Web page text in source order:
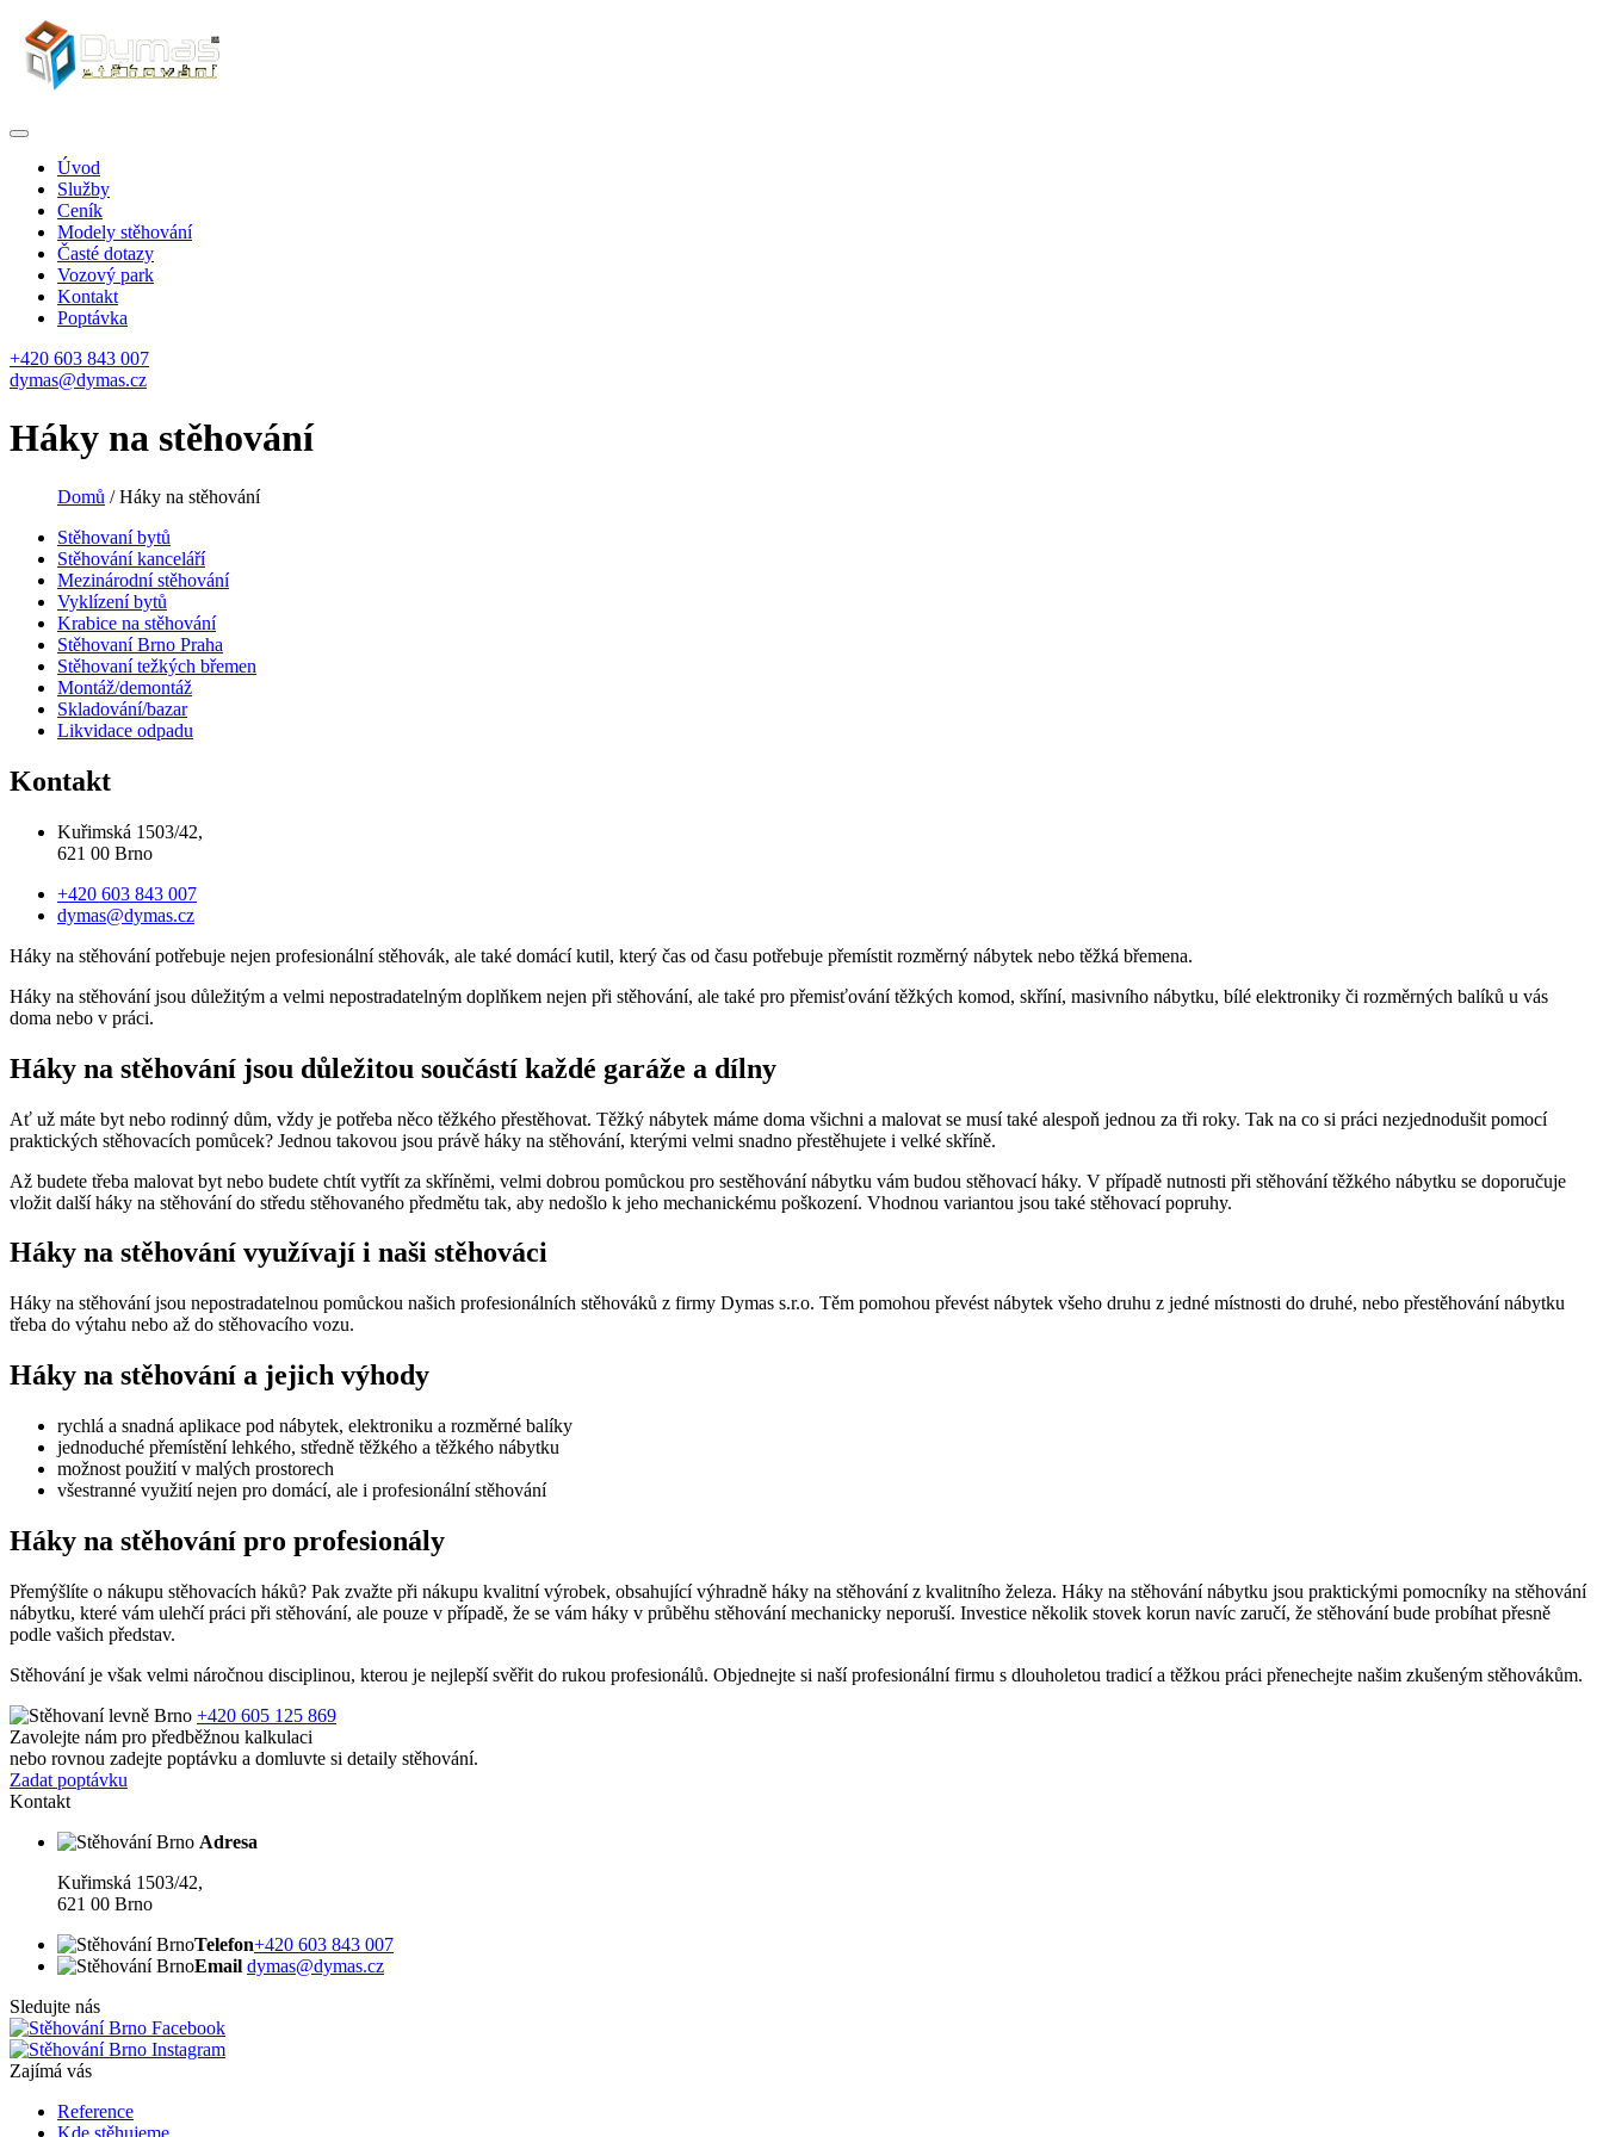
Úvod
Služby
Ceník
Modely stěhování
Časté dotazy
Vozový park
Kontakt
Poptávka
+420 603 843 007
dymas@dymas.cz
Háky na stěhování
Domů /Háky na stěhování
Stěhovaní bytů
Stěhování kanceláří
Mezinárodní stěhování
Vyklízení bytů
Krabice na stěhování
Stěhovaní Brno Praha
Stěhovaní težkých břemen
Montáž/demontáž
Skladování/bazar
Likvidace odpadu
Kontakt
Kuřimská 1503/42,
621 00 Brno
+420 603 843 007
dymas@dymas.cz
Háky na stěhování potřebuje nejen profesionální stěhovák, ale také domácí kutil, který čas od času potřebuje přemístit rozměrný nábytek nebo těžká břemena.
Háky na stěhování jsou důležitým a velmi nepostradatelným doplňkem nejen při stěhování, ale také pro přemisťování těžkých komod, skříní, masivního nábytku, bílé elektroniky či rozměrných balíků u vás
doma nebo v práci.
Háky na stěhování jsou důležitou součástí každé garáže a dílny
Ať už máte byt nebo rodinný dům, vždy je potřeba něco těžkého přestěhovat. Těžký nábytek máme doma všichni a malovat se musí také alespoň jednou za tři roky. Tak na co si práci nezjednodušit pomocí
praktických stěhovacích pomůcek? Jednou takovou jsou právě háky na stěhování, kterými velmi snadno přestěhujete i velké skříně.
Až budete třeba malovat byt nebo budete chtít vytřít za skříněmi, velmi dobrou pomůckou pro sestěhování nábytku vám budou stěhovací háky. V případě nutnosti při stěhování těžkého nábytku se doporučuje
vložit další háky na stěhování do středu stěhovaného předmětu tak, aby nedošlo k jeho mechanickému poškození. Vhodnou variantou jsou také stěhovací popruhy.
Háky na stěhování využívají i naši stěhováci
Háky na stěhování jsou nepostradatelnou pomůckou našich profesionálních stěhováků z firmy Dymas s.r.o. Těm pomohou převést nábytek všeho druhu z jedné místnosti do druhé, nebo přestěhování nábytku
třeba do výtahu nebo až do stěhovacího vozu.
Háky na stěhování a jejich výhody
rychlá a snadná aplikace pod nábytek, elektroniku a rozměrné balíky
jednoduché přemístění lehkého, středně těžkého a těžkého nábytku
možnost použití v malých prostorech
všestranné využití nejen pro domácí, ale i profesionální stěhování
Háky na stěhování pro profesionály
Přemýšlíte o nákupu stěhovacích háků? Pak zvažte při nákupu kvalitní výrobek, obsahující výhradně háky na stěhování z kvalitního železa. Háky na stěhování nábytku jsou praktickými pomocníky na stěhování
nábytku, které vám ulehčí práci při stěhování, ale pouze v případě, že se vám háky v průběhu stěhování mechanicky neporuší. Investice několik stovek korun navíc zaručí, že stěhování bude probíhat přesně
podle vašich představ.
Stěhování je však velmi náročnou disciplinou, kterou je nejlepší svěřit do rukou profesionálů. Objednejte si naší profesionální firmu s dlouholetou tradicí a těžkou práci přenechejte našim zkušeným stěhovákům.
+420 605 125 869
Zavolejte nám pro předběžnou kalkulaci
nebo rovnou zadejte poptávku a domluvte si detaily stěhování.
Zadat poptávku
Kontakt
Adresa
Kuřimská 1503/42,
621 00 Brno
Telefon+420 603 843 007
Email dymas@dymas.cz
Sledujte nás
Facebook
Instagram
Zajímá vás
Reference
Kde stěhujeme